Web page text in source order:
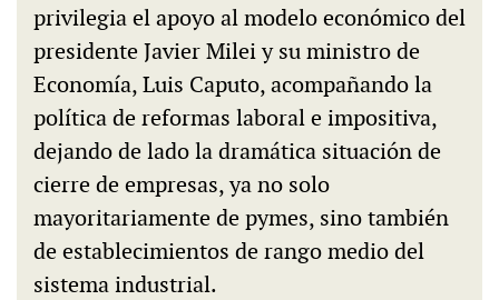
privilegia el apoyo al modelo económico del
presidente Javier Milei y su ministro de
Economía, Luis Caputo, acompañando la
política de reformas laboral e impositiva,
dejando de lado la dramática situación de
cierre de empresas, ya no solo
mayoritariamente de pymes, sino también
de establecimientos de rango medio del
sistema industrial.